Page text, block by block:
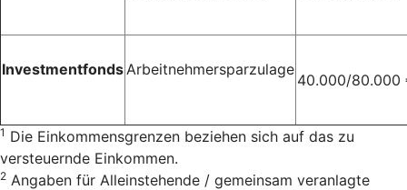
Investmentfonds Arbeitnehmersparzulage
40.000/80.000
1 Die Einkommensgrenzen beziehen sich auf das zu
versteuernde Einkommen.
2 Angaben für Alleinstehende / gemeinsam veranlagte